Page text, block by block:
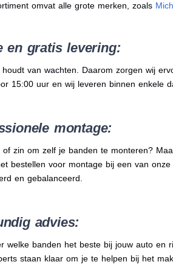
omvat alle grote merken, zoals
en gratis levering:
houdt van wachten. Daarom zorgen wij
15:00 uur en wij leveren binnen enkele
montage:
of zin om zelf je banden te monteren?
bestellen voor montage bij een van
en gebalanceerd.
advies:
welke banden het beste bij jouw auto en
staan klaar om je te helpen bij het